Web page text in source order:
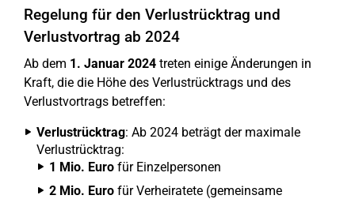
Regelung für den Verlustrücktrag und
Verlustvortrag ab 2024
Ab dem 1. Januar 2024 treten einige Änderungen in
Kraft, die die Höhe des Verlustrücktrags und des
Verlustvortrags betreffen:
Verlustrücktrag: Ab 2024 beträgt der maximale
Verlustrücktrag:
1 Mio. Euro für Einzelpersonen
2 Mio. Euro für Verheiratete (gemeinsame